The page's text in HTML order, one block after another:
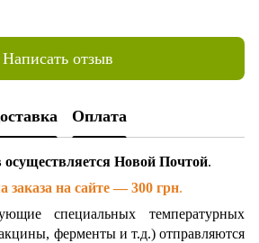
Написать отзыв
Оплата
осуществляется Новой Почтой.
на сайте — 300 грн.
специальных температурных
ферменты и т.д.) отправляются